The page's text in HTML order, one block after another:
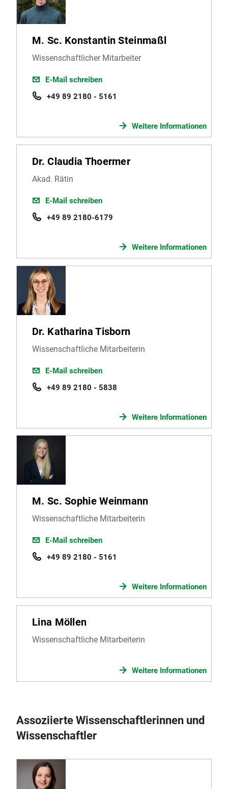
M. Sc. Konstantin Steinmaßl
Wissenschaftlicher Mitarbeiter
E-Mail schreiben
+49 89 2180 - 5161
Weitere Informationen
Dr. Claudia Thoermer
Akad. Rätin
E-Mail schreiben
+49 89 2180-6179
Weitere Informationen
Dr. Katharina Tisborn
Wissenschaftliche Mitarbeiterin
E-Mail schreiben
+49 89 2180 - 5838
Weitere Informationen
M. Sc. Sophie Weinmann
Wissenschaftliche Mitarbeiterin
E-Mail schreiben
+49 89 2180 - 5161
Weitere Informationen
Lina Möllen
Wissenschaftliche Mitarbeiterin
Weitere Informationen
Assoziierte Wissenschaftlerinnen und
Wissenschaftler